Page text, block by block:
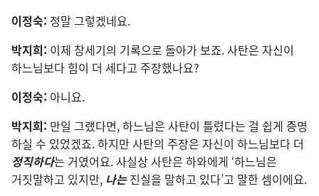
이정숙: 정말 그렇겠네요.
박지희: 이제 창세기의 기록으로 돌아가 보죠. 사탄은 자신이
하느님보다 힘이 더 세다고 주장했나요?
이정숙: 아니요.
박지희: 만일 그랬다면, 하느님은 사탄이 틀렸다는 걸 쉽게 증명
하실 수 있었겠죠. 하지만 사탄의 주장은 자신이 하느님보다 더
정직하다는 거였어요. 사실상 사탄은 하와에게 ‘하느님은
거짓말하고 있지만, 나는진실을 말하고 있다’고 말한 셈이에요.